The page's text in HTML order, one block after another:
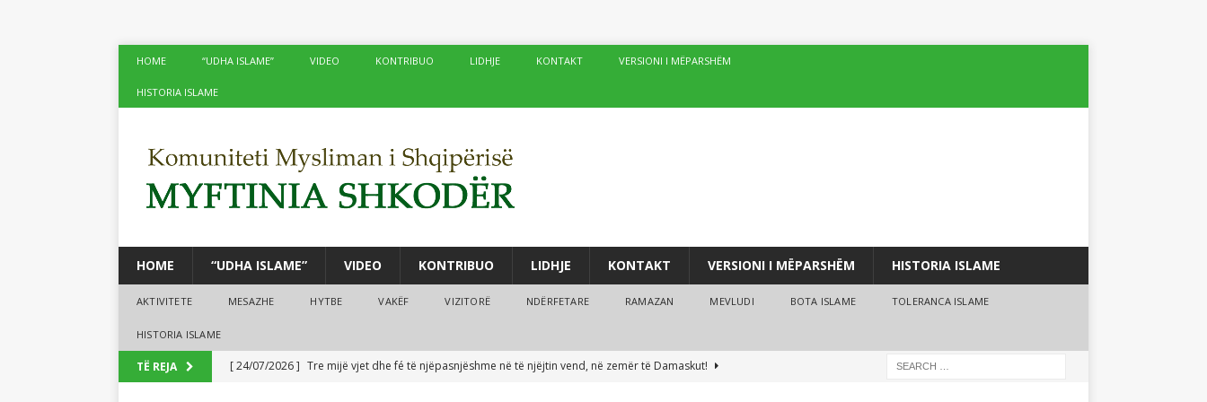
HOME “UDHA ISLAME” VIDEO KONTRIBUO LIDHJE KONTAKT VERSIONI I MËPARSHËM
HISTORIA ISLAME
HOME “UDHA ISLAME” VIDEO KONTRIBUO LIDHJE KONTAKT VERSIONI I MËPARSHËM HISTORIA ISLAME
AKTIVITETE MESAZHE HYTBE VAKËF VIZITORË NDËRFETARE RAMAZAN MEVLUDI BOTA ISLAME TOLERANCA ISLAME
HISTORIA ISLAME
TË REJA [ 24/07/2026 ] Tre mijë vjet dhe fé të njëpasnjëshme në të njëjtin vend, në zemër të Damaskut!